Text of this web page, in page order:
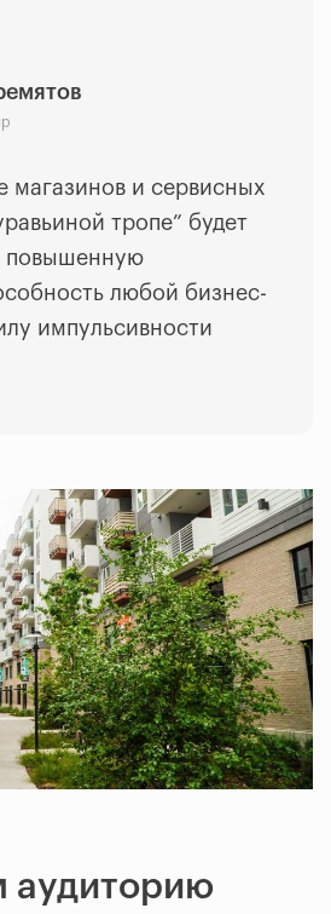
магазинов и сервисных
тропе” будет
повышенную
любой бизнес-
импульсивности
аудиторию